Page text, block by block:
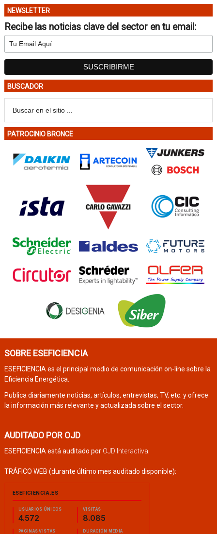
NEWSLETTER
Recibe las noticias clave del sector en tu email:
BUSCADOR
PATROCINIO BRONCE
SOBRE ESEFICIENCIA
ESEFICIENCIA es el principal medio de comunicación on-line sobre la
Eficiencia Energética.
Publica diariamente noticias, artículos, entrevistas, TV, etc. y ofrece
la información más relevante y actualizada sobre el sector.
AUDITADO POR OJD
ESEFICIENCIA está auditado por OJD Interactiva.
TRÁFICO WEB (durante último mes auditado disponible):